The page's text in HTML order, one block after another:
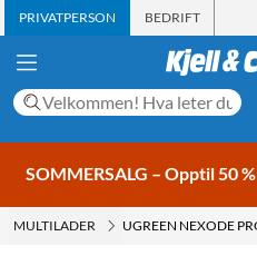
PRIVATPERSON BEDRIFT
SOMMERSALG – Opptil 50 %
MULTILADER